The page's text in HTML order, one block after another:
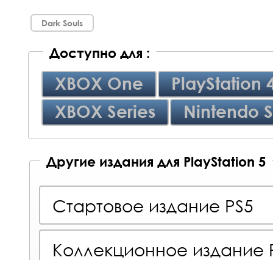
Dark Souls
Доступно для :
XBOX One
PlayStation
XBOX Series
Nintendo
Другие издания для PlayStation 5
Стартовое издание PS5
Коллекционное издание